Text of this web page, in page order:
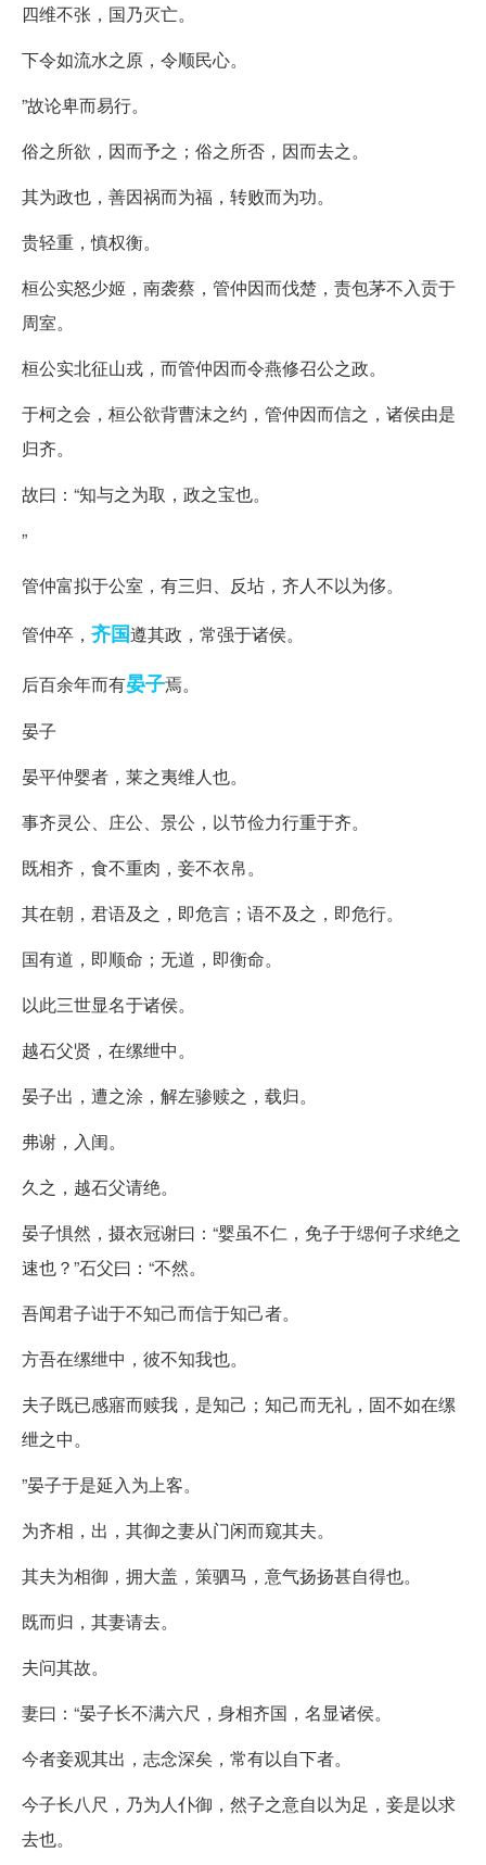
四维不张，国乃灭亡。
下令如流水之原，令顺民心。
”故论卑而易行。
俗之所欲，因而予之；俗之所否，因而去之。
其为政也，善因祸而为福，转败而为功。
贵轻重，慎权衡。
桓公实怒少姬，南袭蔡，管仲因而伐楚，责包茅不入贡于
周室。
桓公实北征山戎，而管仲因而令燕修召公之政。
于柯之会，桓公欲背曹沫之约，管仲因而信之，诸侯由是
归齐。
故曰：“知与之为取，政之宝也。
”
管仲富拟于公室，有三归、反坫，齐人不以为侈。
管仲卒，齐国遵其政，常强于诸侯。
后百余年而有晏子焉。
晏子
晏平仲婴者，莱之夷维人也。
事齐灵公、庄公、景公，以节俭力行重于齐。
既相齐，食不重肉，妾不衣帛。
其在朝，君语及之，即危言；语不及之，即危行。
国有道，即顺命；无道，即衡命。
以此三世显名于诸侯。
越石父贤，在缧绁中。
晏子出，遭之涂，解左骖赎之，载归。
弗谢，入闺。
久之，越石父请绝。
晏子惧然，摄衣冠谢曰：“婴虽不仁，免子于缌何子求绝之
速也？”石父曰：“不然。
吾闻君子诎于不知己而信于知己者。
方吾在缧绁中，彼不知我也。
夫子既已感寤而赎我，是知己；知己而无礼，固不如在缧
绁之中。
”晏子于是延入为上客。
为齐相，出，其御之妻从门闲而窥其夫。
其夫为相御，拥大盖，策驷马，意气扬扬甚自得也。
既而归，其妻请去。
夫问其故。
妻曰：“晏子长不满六尺，身相齐国，名显诸侯。
今者妾观其出，志念深矣，常有以自下者。
今子长八尺，乃为人仆御，然子之意自以为足，妾是以求
去也。